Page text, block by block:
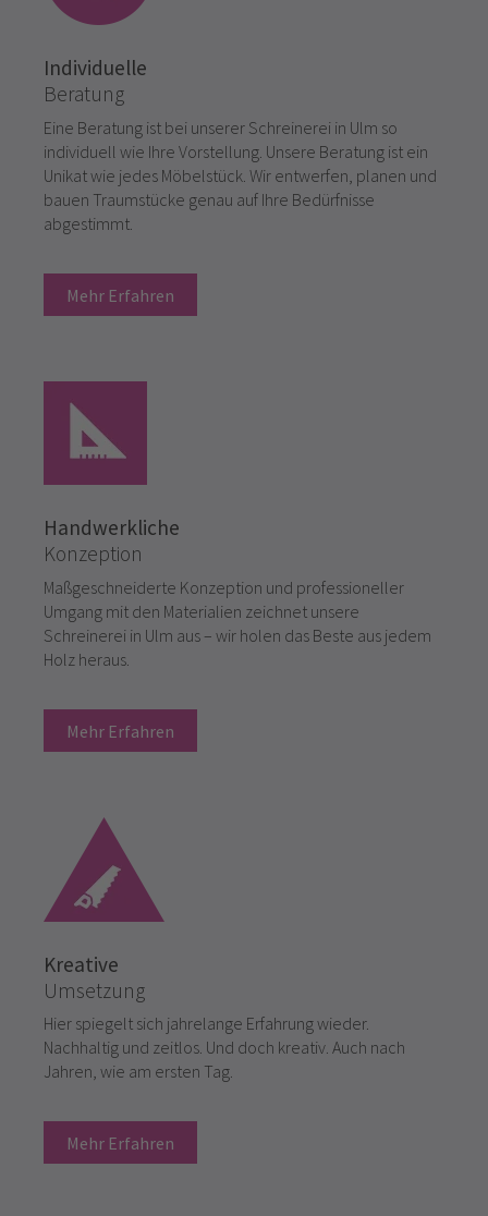
Individuelle
Beratung
Eine Beratung ist bei unserer Schreinerei in Ulm so
individuell wie Ihre Vorstellung. Unsere Beratung ist ein
Unikat wie jedes Möbelstück. Wir entwerfen, planen und
bauen Traumstücke genau auf Ihre Bedürfnisse
abgestimmt.
Mehr Erfahren
Handwerkliche
Konzeption
Maßgeschneiderte Konzeption und professioneller
Umgang mit den Materialien zeichnet unsere
Schreinerei in Ulm aus – wir holen das Beste aus jedem
Holz heraus.
Mehr Erfahren
Kreative
Umsetzung
Hier spiegelt sich jahrelange Erfahrung wieder.
Nachhaltig und zeitlos. Und doch kreativ. Auch nach
Jahren, wie am ersten Tag.
Mehr Erfahren